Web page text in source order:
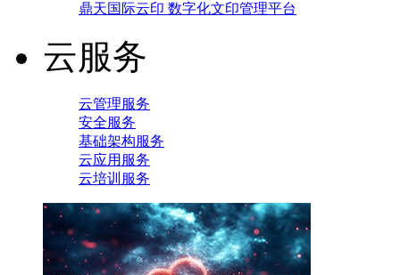
鼎天国际云印 数字化文印管理平台
云服务
云管理服务
安全服务
基础架构服务
云应用服务
云培训服务